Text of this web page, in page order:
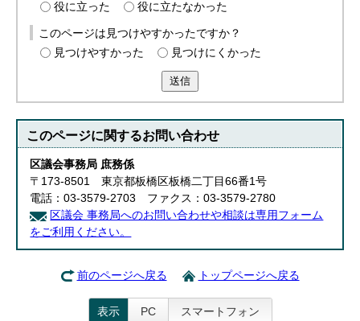
役に立った
役に立たなかった
このページは見つけやすかったですか？
見つけやすかった
見つけにくかった
送信
このページに関するお問い合わせ
区議会事務局 庶務係
〒173-8501 東京都板橋区板橋二丁目66番1号
電話：03-3579-2703 ファクス：03-3579-2780
区議会 事務局へのお問い合わせや相談は専用フォーム
をご利用ください。
前のページへ戻る トップページへ戻る
表示 PC スマートフォン